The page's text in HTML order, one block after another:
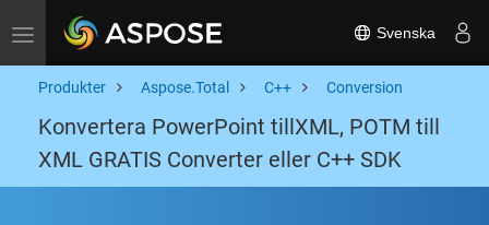
Toggle navigation Svenska
Produkter Aspose.Total C++ Conversion
Konvertera PowerPoint tillXML, POTM till
XML GRATIS Converter eller C++ SDK